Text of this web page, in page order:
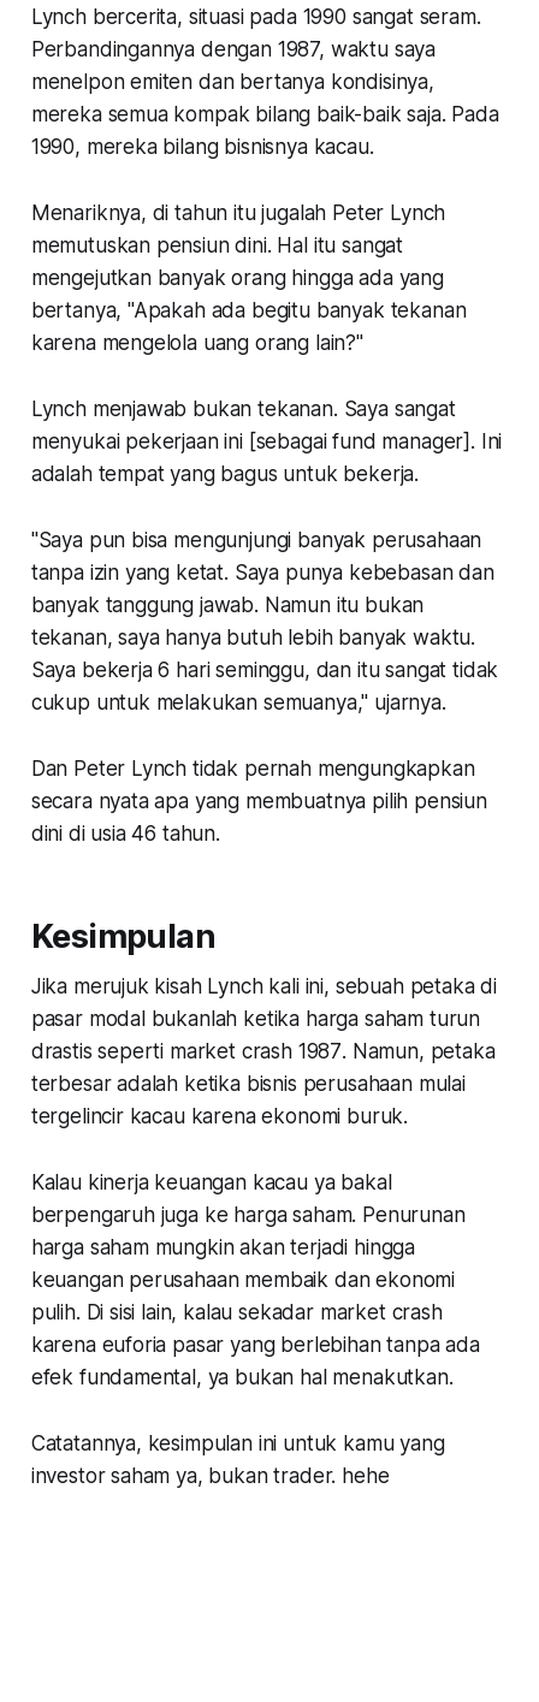
Lynch bercerita, situasi pada 1990 sangat seram.
Perbandingannya dengan 1987, waktu saya
menelpon emiten dan bertanya kondisinya,
mereka semua kompak bilang baik-baik saja. Pada
1990, mereka bilang bisnisnya kacau.
Menariknya, di tahun itu jugalah Peter Lynch
memutuskan pensiun dini. Hal itu sangat
mengejutkan banyak orang hingga ada yang
bertanya, "Apakah ada begitu banyak tekanan
karena mengelola uang orang lain?"
Lynch menjawab bukan tekanan. Saya sangat
menyukai pekerjaan ini [sebagai fund manager]. Ini
adalah tempat yang bagus untuk bekerja.
"Saya pun bisa mengunjungi banyak perusahaan
tanpa izin yang ketat. Saya punya kebebasan dan
banyak tanggung jawab. Namun itu bukan
tekanan, saya hanya butuh lebih banyak waktu.
Saya bekerja 6 hari seminggu, dan itu sangat tidak
cukup untuk melakukan semuanya," ujarnya.
Dan Peter Lynch tidak pernah mengungkapkan
secara nyata apa yang membuatnya pilih pensiun
dini di usia 46 tahun.
Kesimpulan
Jika merujuk kisah Lynch kali ini, sebuah petaka di
pasar modal bukanlah ketika harga saham turun
drastis seperti market crash 1987. Namun, petaka
terbesar adalah ketika bisnis perusahaan mulai
tergelincir kacau karena ekonomi buruk.
Kalau kinerja keuangan kacau ya bakal
berpengaruh juga ke harga saham. Penurunan
harga saham mungkin akan terjadi hingga
keuangan perusahaan membaik dan ekonomi
pulih. Di sisi lain, kalau sekadar market crash
karena euforia pasar yang berlebihan tanpa ada
efek fundamental, ya bukan hal menakutkan.
Catatannya, kesimpulan ini untuk kamu yang
investor saham ya, bukan trader. hehe